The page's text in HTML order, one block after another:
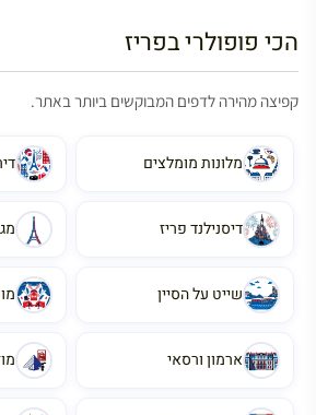
הכי פופולרי בפריז
קפיצה מהירה לדפים המבוקשים ביותר באתר.
מלונות מומלצים
דיסנילנד פריז
שייט על הסיין
ארמון ורסאי